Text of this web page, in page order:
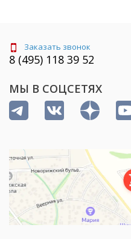
Заказать звонок
8 (495) 118 39 52
МЫ В СОЦСЕТЯХ